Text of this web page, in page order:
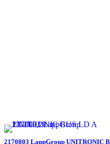
2170803 LappGroup UNITRONIC